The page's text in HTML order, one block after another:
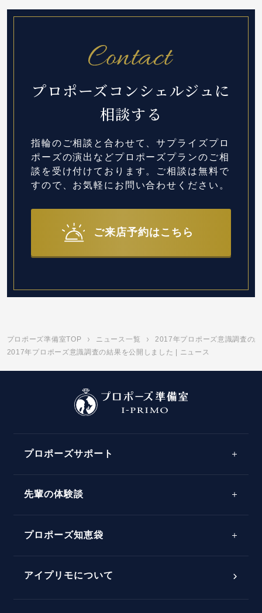
プロポーズコンシェルジュに
相談する
指輪のご相談と合わせて、サプライズプロ
ポーズの演出などプロポーズプランのご相
談を受け付けております。 ご相談は無料で
すので、お気軽にお問い合わせください。
ご来店予約はこちら
プロポーズ準備室TOP ニュース一覧
2017年プロポーズ意識調査の
2017年プロポーズ意識調査の結果を公開しました | ニュース
プロポーズサポート
プロポーズアイテム
先輩の体験談
プロポーズ知恵袋
アイプリモについて